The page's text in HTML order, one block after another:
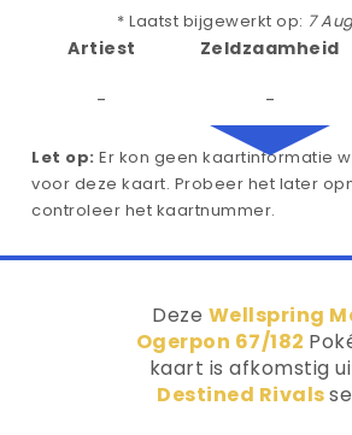
* Laatst bijgewerkt op: 7
Artiest
-
Zeldzaamheid
-
Let op: Er kon geen kaartinformatie
voor deze kaart. Probeer het later
controleer het kaartnummer.
Deze Wellspring
Ogerpon 67/182
kaart is afkomstig
Destined Rivals